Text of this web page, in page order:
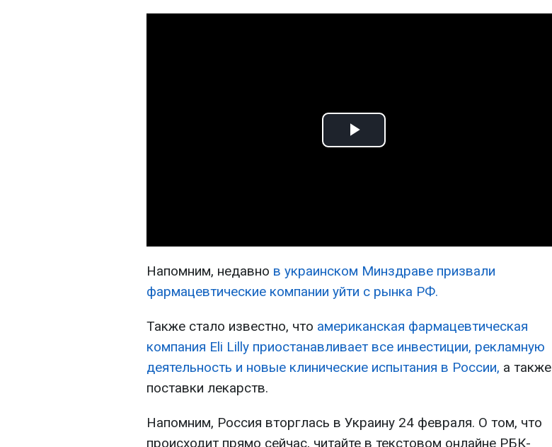
Play
Напомним, недавно в украинском Минздраве призвали
фармацевтические компании уйти с рынка РФ.
Также стало известно, что американская фармацевтическая
компания Eli Lilly приостанавливает все инвестиции, рекламную
деятельность и новые клинические испытания в России, а также
поставки лекарств.
Напомним, Россия вторглась в Украину 24 февраля. О том, что
происходит прямо сейчас, читайте в текстовом онлайне РБК-